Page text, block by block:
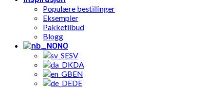
Populære bestillinger
Eksempler
Pakketilbud
Blogg
NO
SV
DA
EN
DE